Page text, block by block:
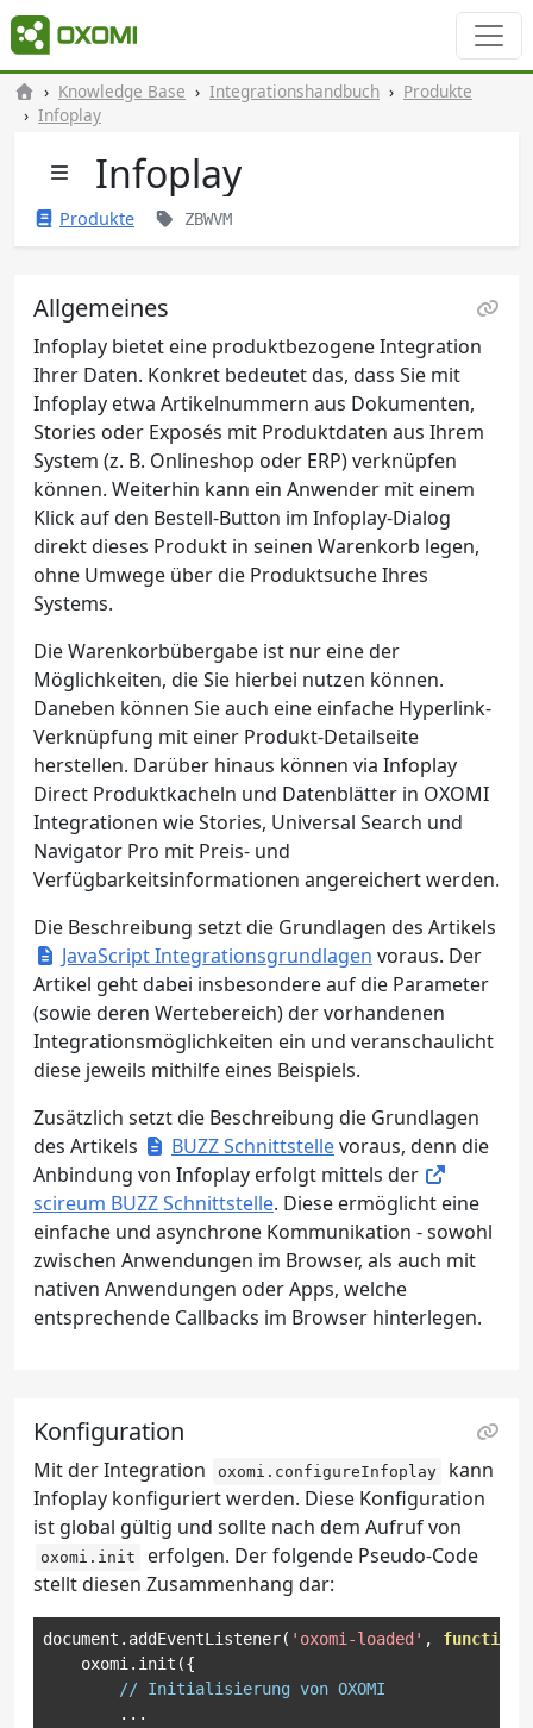
Knowledge Base Integrationshandbuch
Produkte
Infoplay
Infoplay
Produkte ZBWVM
Allgemeines
Infoplay bietet eine produktbezogene Integration
Ihrer Daten. Konkret bedeutet das, dass Sie mit
Infoplay etwa Artikelnummern aus Dokumenten,
Stories oder Exposés mit Produktdaten aus Ihrem
System (z. B. Onlineshop oder ERP) verknüpfen
können. Weiterhin kann ein Anwender mit einem
Klick auf den Bestell-Button im Infoplay-Dialog
direkt dieses Produkt in seinen Warenkorb legen,
ohne Umwege über die Produktsuche Ihres
Systems.
Die Warenkorbübergabe ist nur eine der
Möglichkeiten, die Sie hierbei nutzen können.
Daneben können Sie auch eine einfache Hyperlink-
Verknüpfung mit einer Produkt-Detailseite
herstellen. Darüber hinaus können via Infoplay
Direct Produktkacheln und Datenblätter in OXOMI
Integrationen wie Stories, Universal Search und
Navigator Pro mit Preis- und
Verfügbarkeitsinformationen angereichert werden.
Die Beschreibung setzt die Grundlagen des Artikels
JavaScript Integrationsgrundlagen voraus. Der
Artikel geht dabei insbesondere auf die Parameter
(sowie deren Wertebereich) der vorhandenen
Integrationsmöglichkeiten ein und veranschaulicht
diese jeweils mithilfe eines Beispiels.
Zusätzlich setzt die Beschreibung die Grundlagen
des Artikels
BUZZ Schnittstellevoraus, denn die
Anbindung von Infoplay erfolgt mittels der
scireum BUZZ Schnittstelle. Diese ermöglicht eine
einfache und asynchrone Kommunikation - sowohl
zwischen Anwendungen im Browser, als auch mit
nativen Anwendungen oder Apps, welche
entsprechende Callbacks im Browser hinterlegen.
Konfiguration
Mit der Integration oxomi.configureInfoplay
kann
Infoplay konfiguriert werden. Diese Konfiguration
ist global gültig und sollte nach dem Aufruf von
oxomi.init
erfolgen. Der folgende Pseudo-Code
stellt diesen Zusammenhang dar:
document . addEventListener( 'oxomi-loaded' , function
    oxomi
. init ({
// Initialisierung von OXOMI
...